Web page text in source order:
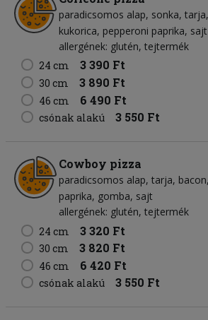
paradicsomos alap sonka tarja
kukorica pepperoni paprika sajt
allergének: glutén, tejtermék
24 cm
3 390 Ft
30 cm 3 890 Ft
46 cm 6 490 Ft
csónak alakú 3 550 Ft
Cowboy pizza
paradicsomos alap tarja bacon
paprika gomba sajt
allergének: glutén, tejtermék
24 cm
3 320 Ft
30 cm 3 820 Ft
46 cm 6 420 Ft
csónak alakú 3 550 Ft